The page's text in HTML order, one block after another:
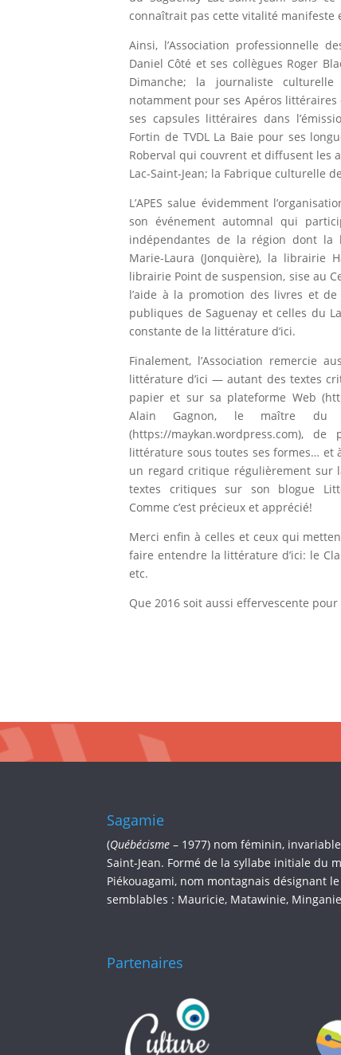
connaîtrait pas cette vitalité manifeste
Ainsi, l’Association professionnelle
Daniel Côté et ses collègues Roger
Dimanche; la journaliste culturelle
notamment pour ses Apéros
ses capsules littéraires dans
Fortin de TVDL La Baie pour ses
Roberval qui couvrent et diffusent les
Lac-Saint-Jean; la Fabrique culturelle
L’APES salue évidemment
son événement automnal qui
indépendantes de la région dont la
Marie-Laura (Jonquière), la librairie
librairie Point de suspension, sise au
l’aide à la promotion des livres et
publiques de Saguenay et celles du
constante de la littérature d’ici.
Finalement, l’Association remercie
littérature d’ici — autant des textes
papier et sur sa plateforme Web (
Alain Gagnon, le maître du
(https://maykan.wordpress.com), de
littérature sous toutes ses formes… et
un regard critique régulièrement sur
textes critiques sur son blogue
Comme c’est précieux et apprécié!
Merci enfin à celles et ceux qui
faire entendre la littérature d’ici: le
etc.
Que 2016 soit aussi effervescente
Sagamie
(Québécisme– 1977) nom féminin,
Saint-Jean. Formé de la syllabe initiale du
Piékouagami, nom montagnais désignant
semblables : Mauricie, Matawinie,
Partenaires